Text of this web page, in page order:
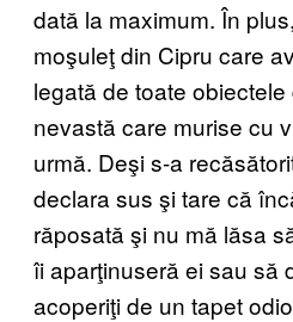
dată la maximum. În
moşuleţ din Cipru care
legată de toate
nevastă care murise cu
urmă. Deşi s-a
declara sus şi tare că
răposată şi nu mă lăsa
îi aparţinuseră ei sau să
acoperiţi de un tapet